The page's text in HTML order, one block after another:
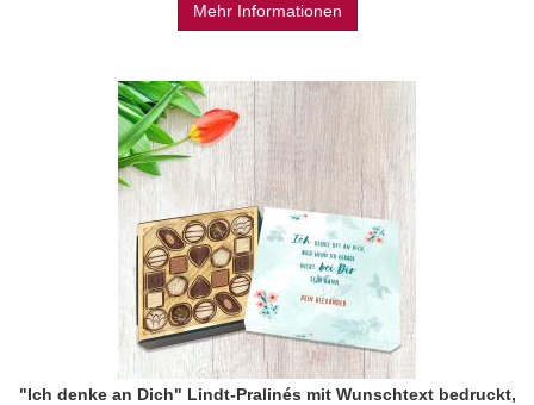
Mehr Informationen
"Ich denke an Dich" Lindt-Pralinés mit Wunschtext bedruckt,